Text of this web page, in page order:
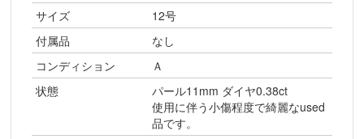
サイズ
12号
付属品
なし
コンディション
Ａ
状態
パール11mm ダイヤ0.38ct
使用に伴う小傷程度で綺麗なused
品です。